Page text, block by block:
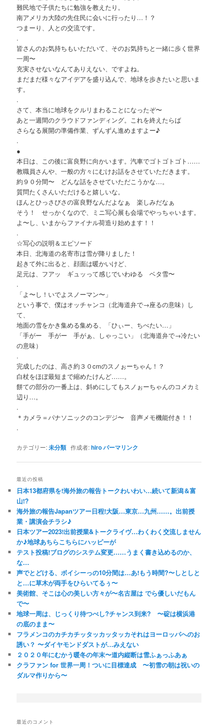
難民地で子供たちに勉強を教えたり。
南アメリカ大陸の先住民に会いに行ったり…！？
つまーり、人との交流です。
.
皆さんのお気持ちもいただいて、そのお気持ちと一緒に歩く世界
一周〜
充実させないなんてありえない、ですよね。
まだまだ様々なアイデアを盛り込んで、地球を歩きたいと思いま
す。
.
さて、本当に地球をクルリまわることになったぞ〜
あと一週間のクラウドファンディング。これを終えたらば
さらなる展開の準備作業、ずんずん進めますよー♪
.
●
本日は、この後に富良野に向かいます。汽車でゴトゴトゴト……
教職員さんや、一般の方々にむけお話をさせていただきます。
約９０分間〜 どんな話をさせていただこうかな…。
質問たくさんいただけると嬉しいな。
ほんとひっさびさの富良野なんだよなぁ 楽しみだなぁ
そう！ せっかくなので、ミニ写心展も会場でやっちゃいます。
よ〜し、いまからファイナル荷造り始めます！！
.
☆写心の説明＆エピソード
本日、北海道の名寄市は雪が降りました！
起きて外に出ると、顔面は暖かいけど、
足元は、フアッ ギュッって感じでいわゆる ベタ雪〜
.
「よ〜し！いでよスノーマン〜」
という事で、僕はオッチャンコ（北海道弁で→座るの意味）し
て、
地面の雪をかき集める集める、「ひぃー、ちべたい…」
「手がー 手がー 手がぁ、しゃっこい」（北海道弁で→冷たい
の意味）
.
完成したのは、高さ約３０cmのスノぉーちゃん！？
白杖をほぼ最短まで縮めたけんど……。
餅ての部分の一番上は、斜めにしてもスノぉーちゃんのコメカミ
辺り…。
.
＊カメラ＝パナソニックのコンデジ〜 音声メモ機能付き！！
.
カテゴリー:未分類 作成者:hiroパーマリンク
最近の投稿
日本13都府県を!海外旅の報告トークわいわい…続いて新潟＆富
山!?
海外旅の報告Japanツアー日程!大阪…東京…九州……。出前授
業・講演会チラシ♪
日本ツアー2023!出前授業&トークライヴ…わくわく交流しません
か♪地球あちらこちらにハッピーが
テスト投稿!ブログのシステム変更……うまく書き込めるのか、
な…
声でとどける、ボイシーっの10分間は…あ!もう時間?〜しとしと
と…に草木が両手をひらいてるぅ〜
美術館、そこは心の美しい方々が〜名古屋は でら優しいだもん
で〜
地球一周は、じっくり待つべし?チャンス到来? 〜碇は横浜港
の底のまま〜
フラメンコのカチカチッタッカッタッカそれはヨーロッパへのお
誘い？ 〜ダイヤモンドダストが…みえない
２０２０年にむかう暖冬の年末〜道内縦断は雪ふぁっふあぁ
クラファン for 世界一周！ついに目標達成 〜初雪の朝は祝いの
ダルマ作りから〜
最近のコメント